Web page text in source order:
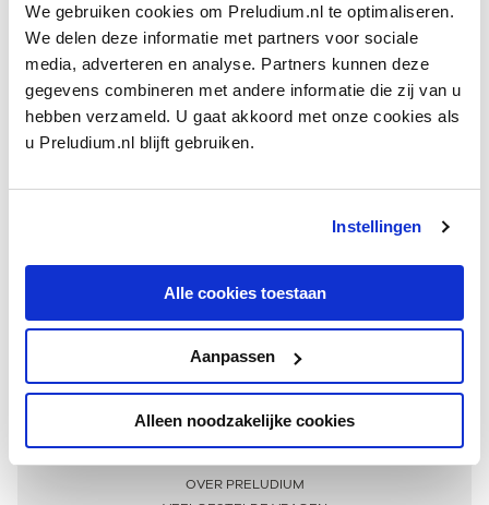
We gebruiken cookies om Preludium.nl te optimaliseren.
We delen deze informatie met partners voor sociale
media, adverteren en analyse. Partners kunnen deze
gegevens combineren met andere informatie die zij van u
hebben verzameld. U gaat akkoord met onze cookies als
u Preludium.nl blijft gebruiken.
Instellingen
Alle cookies toestaan
Aanpassen
Alleen noodzakelijke cookies
Meer informatie
OVER PRELUDIUM